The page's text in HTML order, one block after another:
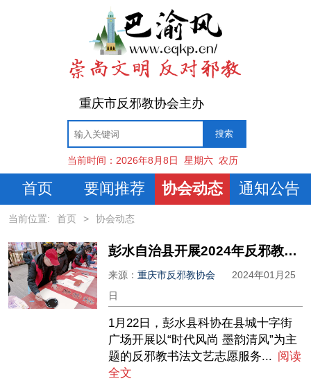
重庆市反邪教协会主办
当前时间： 2026年8月8日 星期六 农历
首页 要闻推荐 协会动态 通知公告
当前位置: 首页 > 协会动态
彭水自治县开展2024年反邪教书法文艺志愿服务下基层活动
来源：重庆市反邪教协会
2024年01月25
日
1月22日，彭水县科协在县城十字街
广场开展以“时代风尚 墨韵清风”为主
题的反邪教书法文艺志愿服务... 阅读
全文